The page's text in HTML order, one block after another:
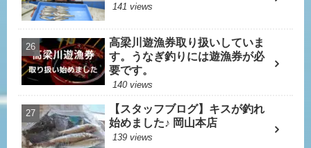
141 views
高梁川遊漁券取り扱いしていま
す。うなぎ釣りには遊漁券が必
要です。
140 views
【スタッフブログ】キスが釣れ
始めました♪ 岡山本店
139 views